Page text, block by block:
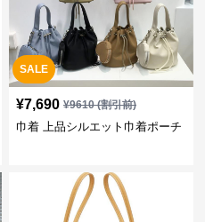
SALE
¥7,690 ¥9610(割引前)
巾着 上品シルエット巾着ポーチ